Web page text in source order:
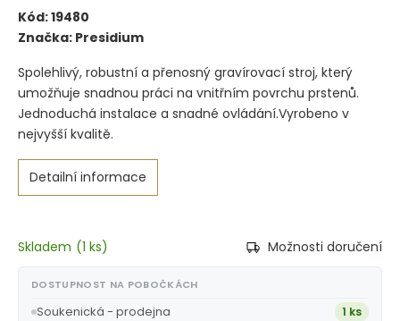
Kód:19480
Značka: Presidium
Spolehlivý, robustní a přenosný gravírovací stroj, který
umožňuje snadnou práci na vnitřním povrchu prstenů.
Jednoduchá instalace a snadné ovládání.Vyrobeno v
nejvyšší kvalitě.
Detailní informace
Skladem (1 ks) Možnosti doručení
DOSTUPNOST NA POBOČKÁCH
Soukenická - prodejna 1 ks